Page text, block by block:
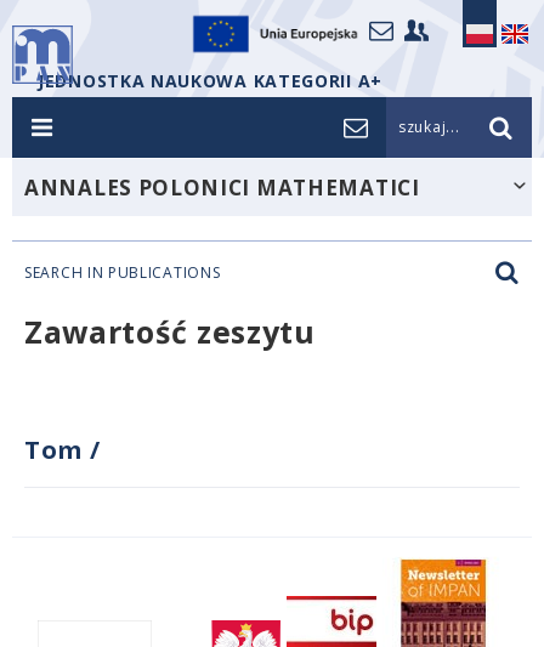
JEDNOSTKA NAUKOWA KATEGORII A+
szukaj...
ANNALES POLONICI MATHEMATICI
SEARCH IN PUBLICATIONS
Zawartość zeszytu
Tom /